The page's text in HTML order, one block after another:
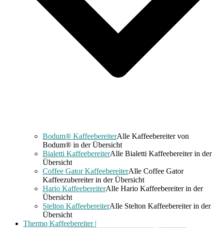
Bodum® KaffeebereiterAlle Kaffeebereiter von
Bodum® in der Übersicht
Bialetti KaffeebereiterAlle Bialetti Kaffeebereiter in der
Übersicht
Coffee Gator KaffeebereiterAlle Coffee Gator
Kaffeezubereiter in der Übersicht
Hario KaffeebereiterAlle Hario Kaffeebereiter in der
Übersicht
Stelton KaffeebereiterAlle Stelton Kaffeebereiter in der
Übersicht
Thermo Kaffeebereiter |